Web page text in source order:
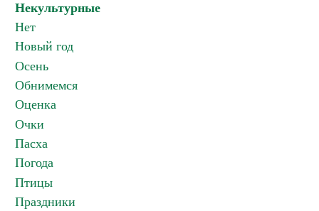
Некультурные
Нет
Новый год
Осень
Обнимемся
Оценка
Очки
Пасха
Погода
Птицы
Праздники